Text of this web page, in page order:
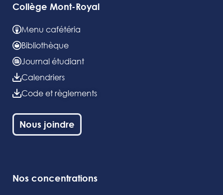
Collège Mont-Royal
Menu cafétéria
Bibliothèque
Journal étudiant
Calendriers
Code et règlements
Nous joindre
Nos concentrations